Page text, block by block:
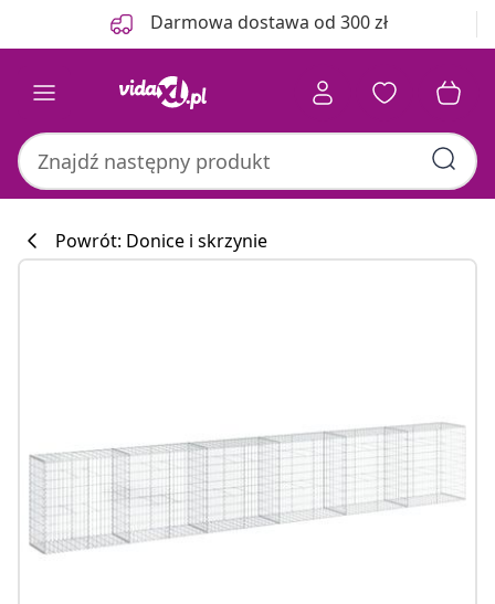
Darmowa dostawa od 300 zł
Powrót: Donice i skrzynie